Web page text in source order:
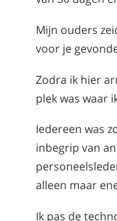
Mijn ouders
voor je
Zodra ik hier
plek was waar
Iedereen was
inbegrip van
alleen maar
Ik pas de